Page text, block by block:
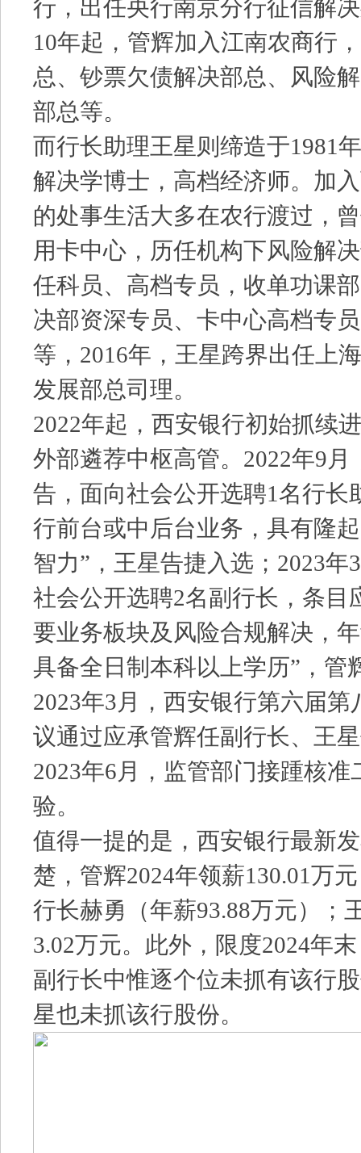
行，出任央行南京分行征信解
10年起，管辉加入江南农商行
总、钞票欠债解决部总、风险
部总等。
而行长助理王星则缔造于1981
解决学博士，高档经济师。加
的处事生活大多在农行渡过，
用卡中心，历任机构下风险解
任科员、高档专员，收单功课
决部资深专员、卡中心高档专
等，2016年，王星跨界出任上
发展部总司理。
2022年起，西安银行初始抓续
外部遴荐中枢高管。2022年9
告，面向社会公开选聘1名行长
行前台或中后台业务，具有隆
智力”，王星告捷入选；2023年
社会公开选聘2名副行长，条目
要业务板块及风险合规解决，
具备全日制本科以上学历”，管
2023年3月，西安银行第六届
议通过应承管辉任副行长、王
2023年6月，监管部门接踵核准
验。
值得一提的是，西安银行最新
楚，管辉2024年领薪130.01万
行长赫勇（年薪93.88万元）；
3.02万元。此外，限度2024年
副行长中惟逐个位未抓有该行
星也未抓该行股份。